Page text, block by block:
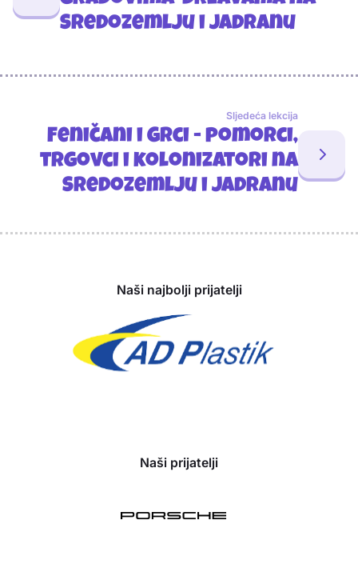
Sredozemlju i Jadranu
Sljedeća lekcija
Feničani i Grci - pomorci,
trgovci i kolonizatori na
Sredozemlju i Jadranu
Naši najbolji prijatelji
Naši prijatelji